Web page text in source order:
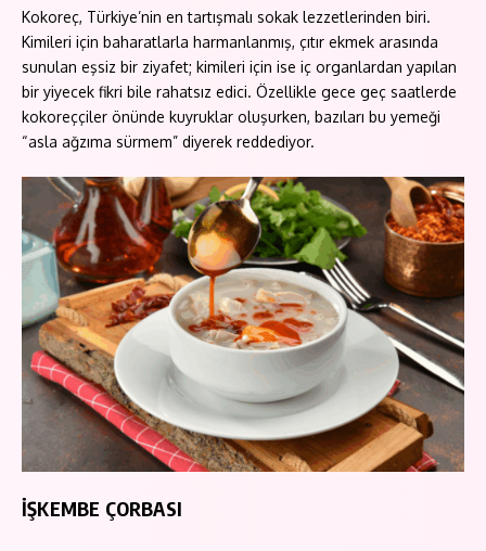
Kokoreç, Türkiye’nin en tartışmalı sokak lezzetlerinden biri.
Kimileri için baharatlarla harmanlanmış, çıtır ekmek arasında
sunulan eşsiz bir ziyafet; kimileri için ise iç organlardan yapılan
bir yiyecek fikri bile rahatsız edici. Özellikle gece geç saatlerde
kokoreççiler önünde kuyruklar oluşurken, bazıları bu yemeği
“asla ağzıma sürmem” diyerek reddediyor.
İŞKEMBE ÇORBASI